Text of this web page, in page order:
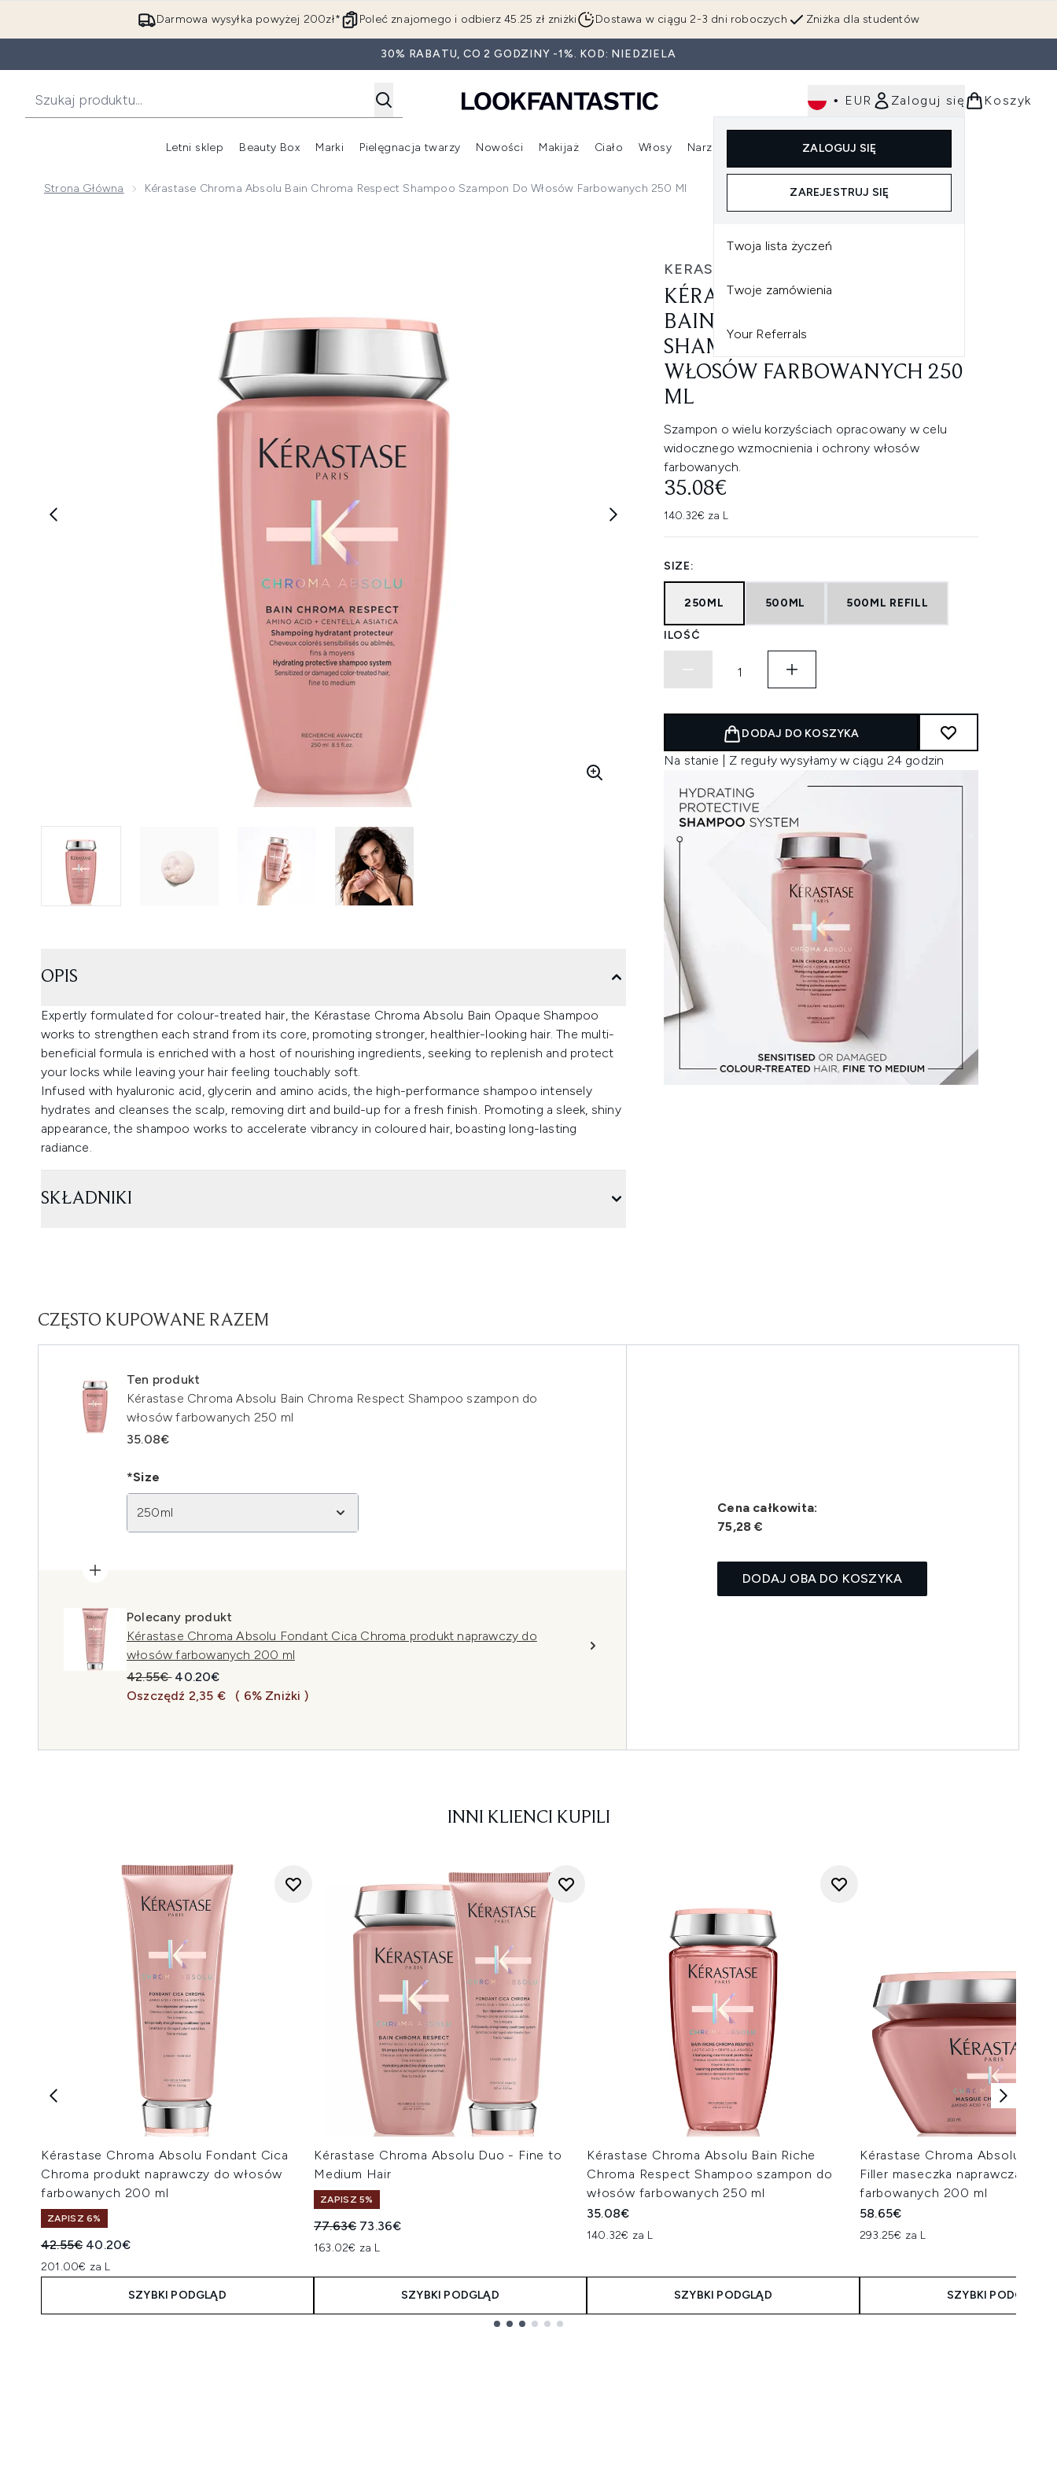
Przejdź do głównej treści
Darmowa wysyłka powyżej 200zł* Zniżka dla studentów
Poleć znajomego i odbierz 45.25 zł zniżki Dostawa w ciągu 2-3 dni roboczych
30% RABATU, CO 2 GODZINY -1%. KOD: NIEDZIELA
• EUR Zaloguj się
ZALOGUJ SIĘ
ZAREJESTRUJ SIĘ
Twoja lista życzeń
Twoje zamówienia
Your Referrals
Koszyk
Letni sklep Beauty Box
Wejdź do podmenu (Beauty Box)
Marki
Wejdź do podmenu (Marki)
Pielęgnacja twarzy
Wejdź do podmenu (Pielęgnacja twarzy)
Nowości
Wejdź do podmenu (Nowości)
Makijaż
Wejdź do podmenu (Makijaż)
Ciało Włosy
Wejdź do podmenu (Włosy)
Narzędzia
Wejdź do podmenu (Narzędzia)
Dla mężczyzn
Strona Główna Kérastase Chroma Absolu Bain Chroma Respect Shampoo Szampon Do Włosów Farbowanych 250 Ml
KERASTASE
KÉRASTASE CHROMA ABSOLU
BAIN CHROMA RESPECT
SHAMPOO SZAMPON DO
WŁOSÓW FARBOWANYCH 250
ML
Szampon o wielu korzyściach opracowany w celu
widocznego wzmocnienia i ochrony włosów
farbowanych.
35.08€
140.32€ za L
SIZE:
250ML 500ML 500ML REFILL
ILOŚĆ
DODAJ DO KOSZYKA
Na stanie | Z reguły wysyłamy w ciągu 24 godzin
OPIS
Expertly formulated for colour-treated hair, the Kérastase Chroma Absolu Bain Opaque Shampoo
works to strengthen each strand from its core, promoting stronger, healthier-looking hair. The multi-
beneficial formula is enriched with a host of nourishing ingredients, seeking to replenish and protect
your locks while leaving your hair feeling touchably soft.
Infused with hyaluronic acid, glycerin and amino acids, the high-performance shampoo intensely
hydrates and cleanses the scalp, removing dirt and build-up for a fresh finish. Promoting a sleek, shiny
appearance, the shampoo works to accelerate vibrancy in coloured hair, boasting long-lasting
radiance.
SKŁADNIKI
CZĘSTO KUPOWANE RAZEM
Ten produkt
Kérastase Chroma Absolu Bain Chroma Respect Shampoo szampon do
włosów farbowanych 250 ml
35.08€
*Size
250ml
Polecany produkt
Kérastase Chroma Absolu Fondant Cica Chroma produkt naprawczy do
włosów farbowanych 200 ml
Sugerowana cena detaliczna:
42.55€ Aktualna cena:
40.20€
Oszczędź 2,35 €
( 6% Zniżki )
Cena całkowita:
75,28 €
DODAJ OBA DO KOSZYKA
INNI KLIENCI KUPILI
Kérastase Chroma Absolu Fondant Cica
Chroma produkt naprawczy do włosów
farbowanych 200 ml
ZAPISZ 6%
Sugerowana cena detaliczna:
42.55€ Aktualna cena:
40.20€
201.00€ za L
SZYBKI PODGLĄD
Kérastase Chroma Absolu Duo - Fine to
Medium Hair
ZAPISZ 5%
Sugerowana cena detaliczna:
77.63€ Aktualna cena:
73.36€
163.02€ za L
SZYBKI PODGLĄD
Kérastase Chroma Absolu Bain Riche
Chroma Respect Shampoo szampon do
włosów farbowanych 250 ml
35.08€
140.32€ za L
SZYBKI PODGLĄD
Kérastase Chroma Absolu
Filler maseczka naprawcza do
farbowanych 200 ml
58.65€
293.25€ za L
SZYBKI PODGLĄD